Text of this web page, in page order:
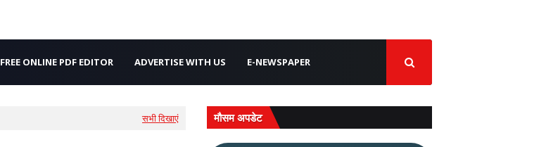
FREE ONLINE PDF EDITOR ADVERTISE WITH US E-NEWSPAPER
सभी दिखाएं मौसम अपडेट